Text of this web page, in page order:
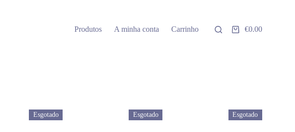
Produtos A minha conta Carrinho
Carrinho
€0.00
Esgotado Esgotado Esgotado